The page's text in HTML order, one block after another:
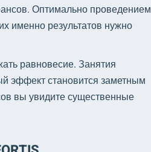
Оптимально проведением
именно результатов нужно
равновесие. Занятия
эффект становится заметным
вы увидите существенные